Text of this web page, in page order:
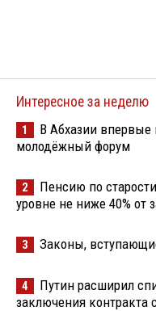
Интересное за неделю
1
В Абхазии
молодёжный форум
2
Пенсию по
уровне не ниже 40% от
3 Законы,
4
Путин расширил
заключения контракта